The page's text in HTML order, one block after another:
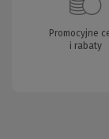
Promocyjne
i rabaty